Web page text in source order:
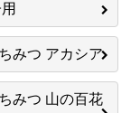
みつ アカシア
みつ 山の百花